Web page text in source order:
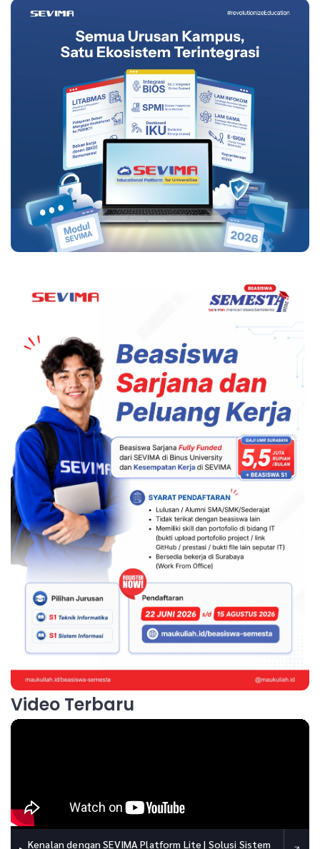
Video Terbaru
Kenalan dengan SEVIMA Platform Lite | Solusi Sistem